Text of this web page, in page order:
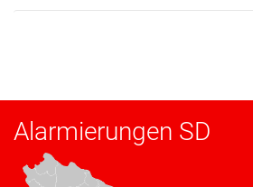
Alarmierungen SD